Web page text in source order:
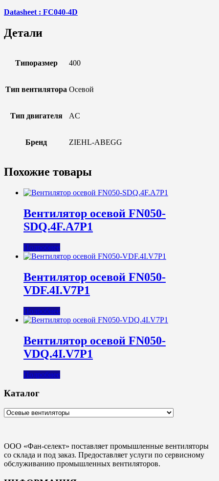
Datasheet : FC040-4D
Детали
Типоразмер 400
Тип вентилятора Осевой
Тип двигателя AC
Бренд ZIEHL-ABEGG
Похожие товары
Вентилятор осевой FN050-
SDQ.4F.A7P1
Подробнее
Вентилятор осевой FN050-
VDF.4I.V7P1
Подробнее
Вентилятор осевой FN050-
VDQ.4I.V7P1
Подробнее
Каталог
ООО «Фан-селект» поставляет промышленные вентиляторы
со склада и под заказ. Предоставляет услуги по сервисному
обслуживанию промышленных вентиляторов.